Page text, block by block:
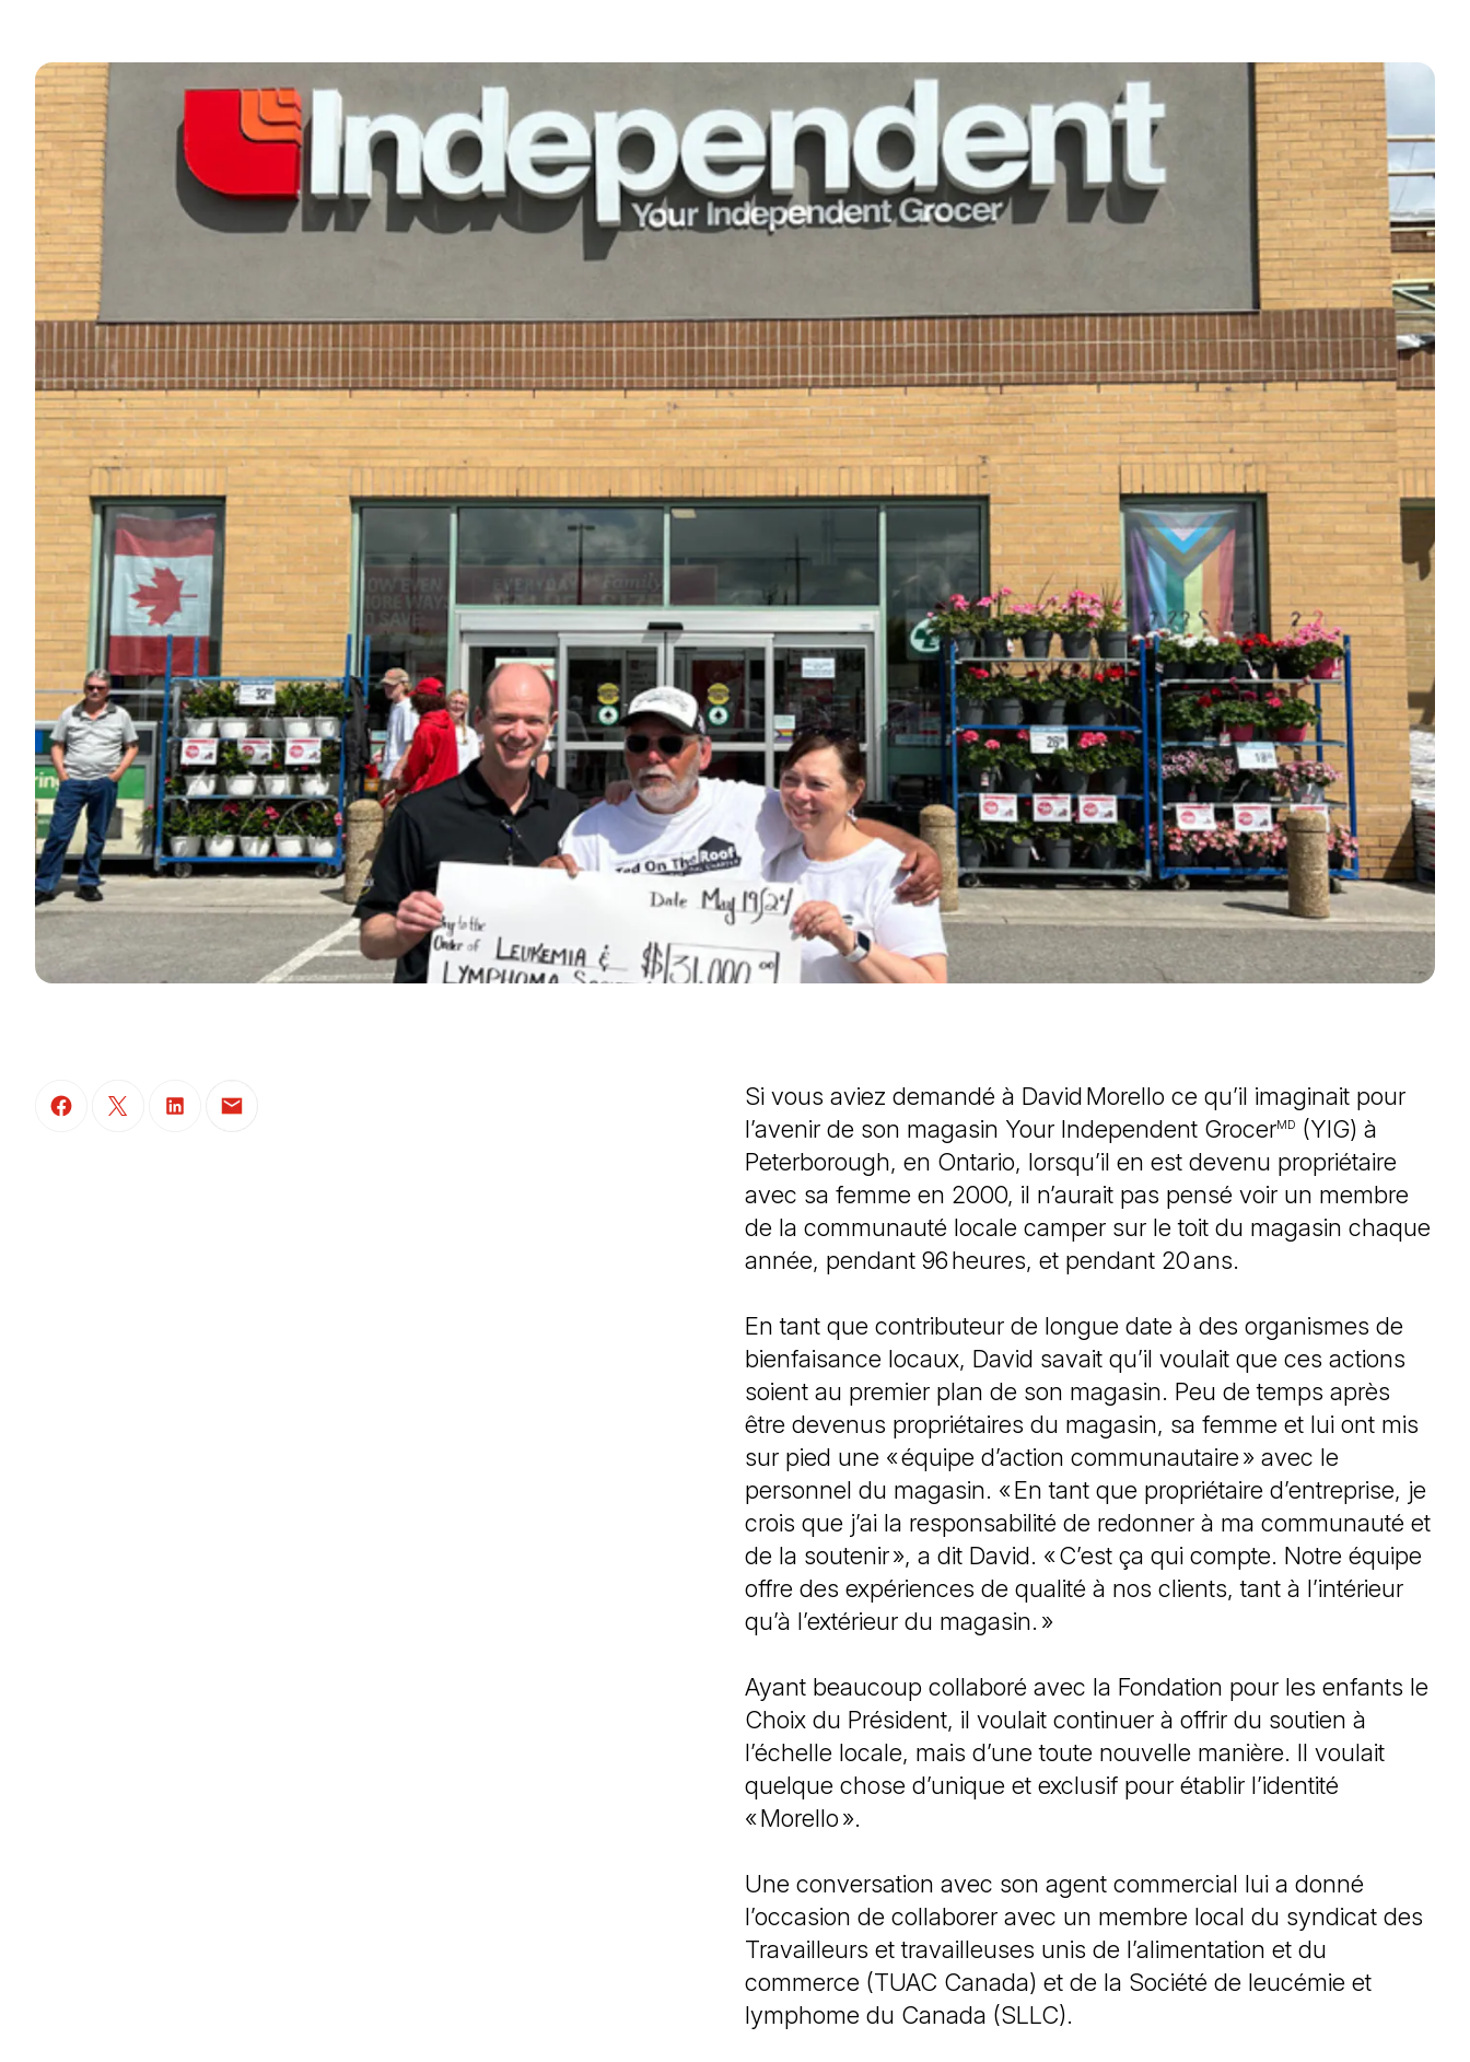
Si vous aviez demandé à David Morello ce qu’il imaginait pour
l’avenir de son magasin Your Independent GrocerMD (YIG) à
Peterborough, en Ontario, lorsqu’il en est devenu propriétaire
avec sa femme en 2000, il n’aurait pas pensé voir un membre
de la communauté locale camper sur le toit du magasin chaque
année, pendant 96 heures, et pendant 20 ans.
En tant que contributeur de longue date à des organismes de
bienfaisance locaux, David savait qu’il voulait que ces actions
soient au premier plan de son magasin. Peu de temps après
être devenus propriétaires du magasin, sa femme et lui ont mis
sur pied une « équipe d’action communautaire » avec le
personnel du magasin. « En tant que propriétaire d’entreprise, je
crois que j’ai la responsabilité de redonner à ma communauté et
de la soutenir », a dit David. « C’est ça qui compte. Notre équipe
offre des expériences de qualité à nos clients, tant à l’intérieur
qu’à l’extérieur du magasin. »
Ayant beaucoup collaboré avec la Fondation pour les enfants le
Choix du Président, il voulait continuer à offrir du soutien à
l’échelle locale, mais d’une toute nouvelle manière. Il voulait
quelque chose d’unique et exclusif pour établir l’identité
« Morello ».
Une conversation avec son agent commercial lui a donné
l’occasion de collaborer avec un membre local du syndicat des
Travailleurs et travailleuses unis de l’alimentation et du
commerce (TUAC Canada) et de la Société de leucémie et
lymphome du Canada (SLLC).